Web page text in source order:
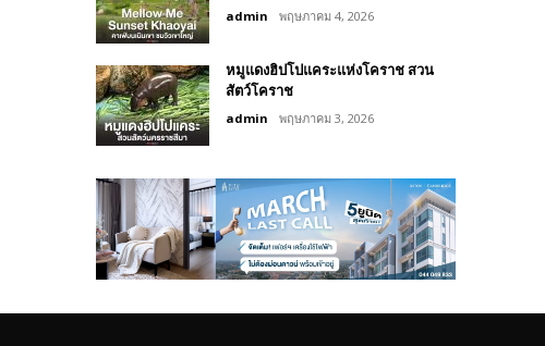
admin พฤษภาคม 4, 2026
หมูแดงฮิปโปแคระแห่งโคราช สวน
สัตว์โคราช
admin พฤษภาคม 3, 2026